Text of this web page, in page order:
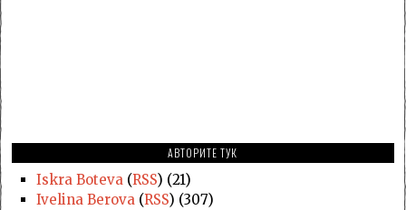
АВТОРИТЕ ТУК
Iskra Boteva(RSS) (21)
Ivelina Berova(RSS) (307)